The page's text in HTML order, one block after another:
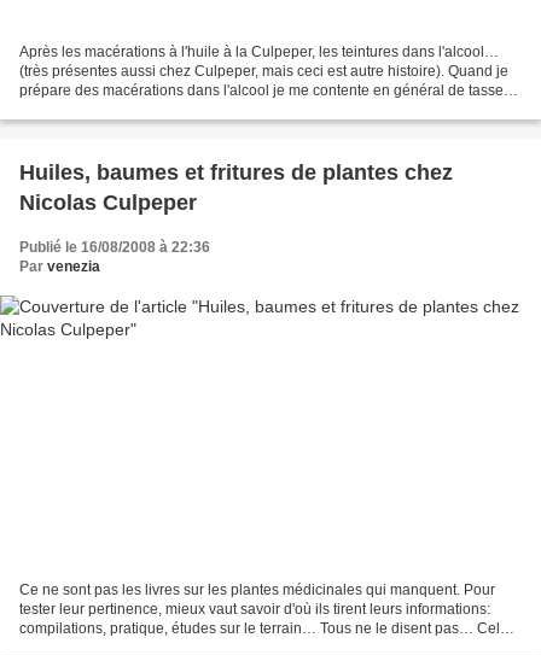
Après les macérations à l'huile à la Culpeper, les teintures dans l'alcool…
(très présentes aussi chez Culpeper, mais ceci est autre histoire). Quand je
prépare des macérations dans l'alcool je me contente en général de tasser
Huiles, baumes et fritures de plantes chez
Nicolas Culpeper
Publié le 16/08/2008 à 22:36
Par venezia
Ce ne sont pas les livres sur les plantes médicinales qui manquent. Pour
tester leur pertinence, mieux vaut savoir d'où ils tirent leurs informations:
compilations, pratique, études sur le terrain… Tous ne le disent pas… Cela